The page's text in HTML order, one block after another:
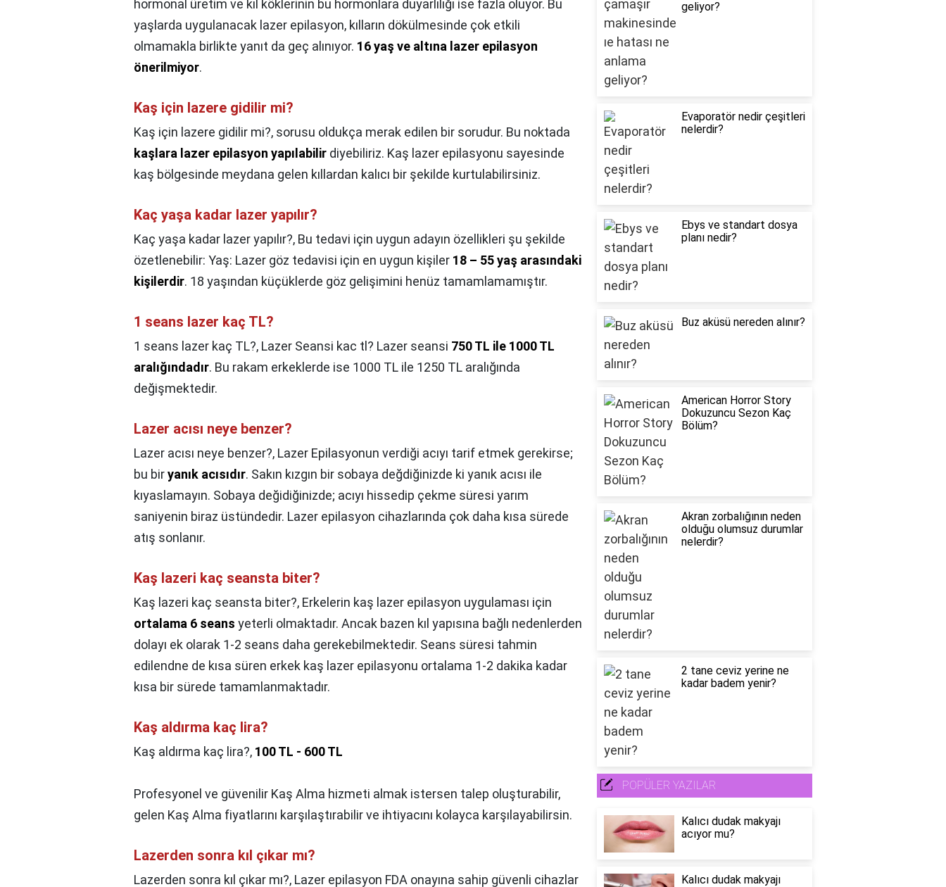
hormonal üretim ve kıl köklerinin bu hormonlara duyarlılığı ise fazla oluyor. Bu
yaşlarda uygulanacak lazer epilasyon, kılların dökülmesinde çok etkili
olmamakla birlikte yanıt da geç alınıyor. 16 yaş ve altına lazer epilasyon
önerilmiyor.
Kaş için lazere gidilir mi?
Kaş için lazere gidilir mi?, sorusu oldukça merak edilen bir sorudur. Bu noktada
kaşlara lazer epilasyon yapılabilir diyebiliriz. Kaş lazer epilasyonu sayesinde
kaş bölgesinde meydana gelen kıllardan kalıcı bir şekilde kurtulabilirsiniz.
Kaç yaşa kadar lazer yapılır?
Kaç yaşa kadar lazer yapılır?, Bu tedavi için uygun adayın özellikleri şu şekilde
özetlenebilir: Yaş: Lazer göz tedavisi için en uygun kişiler 18 – 55 yaş arasındaki
kişilerdir. 18 yaşından küçüklerde göz gelişimini henüz tamamlamamıştır.
1 seans lazer kaç TL?
1 seans lazer kaç TL?, Lazer Seansi kac tl? Lazer seansi 750 TL ile 1000 TL
aralığındadır. Bu rakam erkeklerde ise 1000 TL ile 1250 TL aralığında
değişmektedir.
Lazer acısı neye benzer?
Lazer acısı neye benzer?, Lazer Epilasyonun verdiği acıyı tarif etmek gerekirse;
bu biryanık acısıdır. Sakın kızgın bir sobaya değdiğinizde ki yanık acısı ile
kıyaslamayın. Sobaya değidiğinizde; acıyı hissedip çekme süresi yarım
saniyenin biraz üstündedir. Lazer epilasyon cihazlarında çok daha kısa sürede
atış sonlanır.
Kaş lazeri kaç seansta biter?
Kaş lazeri kaç seansta biter?, Erkelerin kaş lazer epilasyon uygulaması için
ortalama 6 seans yeterli olmaktadır. Ancak bazen kıl yapısına bağlı nedenlerden
dolayı ek olarak 1-2 seans daha gerekebilmektedir. Seans süresi tahmin
edilendne de kısa süren erkek kaş lazer epilasyonu ortalama 1-2 dakika kadar
kısa bir sürede tamamlanmaktadır.
Kaş aldırma kaç lira?
Kaş aldırma kaç lira?, 100 TL - 600 TL
Profesyonel ve güvenilir Kaş Alma hizmeti almak istersen talep oluşturabilir,
gelen Kaş Alma fiyatlarını karşılaştırabilir ve ihtiyacını kolayca karşılayabilirsin.
Lazerden sonra kıl çıkar mı?
Lazerden sonra kıl çıkar mı?, Lazer epilasyon FDA onayına sahip güvenli cihazlar
geliyor?
Evaporatör nedir çeşitleri
nelerdir?
Ebys ve standart dosya
planı nedir?
Buz aküsü nereden alınır?
American Horror Story
Dokuzuncu Sezon Kaç
Bölüm?
Akran zorbalığının neden
olduğu olumsuz durumlar
nelerdir?
2 tane ceviz yerine ne
kadar badem yenir?
POPÜLER YAZILAR
Kalıcı dudak makyajı
acıyor mu?
Kalıcı dudak makyajı